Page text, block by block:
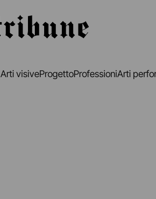
Arti visiveProgettoProfessioniArti